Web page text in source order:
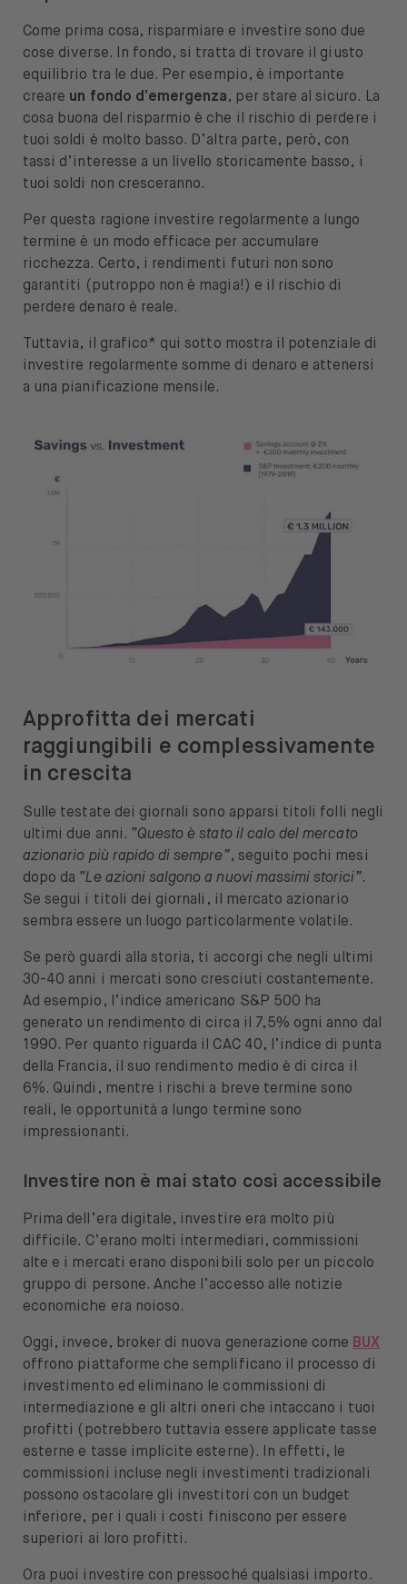
Come prima cosa, risparmiare e investire sono due
cose diverse. In fondo, si tratta di trovare il giusto
equilibrio tra le due. Per esempio, è importante
creare un fondo d’emergenza, per stare al sicuro. La
cosa buona del risparmio è che il rischio di perdere i
tuoi soldi è molto basso. D’altra parte, però, con
tassi d’interesse a un livello storicamente basso, i
tuoi soldi non cresceranno.
Per questa ragione investire regolarmente a lungo
termine è un modo efficace per accumulare
ricchezza. Certo, i rendimenti futuri non sono
garantiti (putroppo non è magia!) e il rischio di
perdere denaro è reale.
Tuttavia, il grafico* qui sotto mostra il potenziale di
investire regolarmente somme di denaro e attenersi
a una pianificazione mensile.
Approfitta dei mercati
raggiungibili e complessivamente
in crescita
Sulle testate dei giornali sono apparsi titoli folli negli
ultimi due anni. “Questo è stato il calo del mercato
azionario più rapido di sempre”, seguito pochi mesi
dopo da “Le azioni salgono a nuovi massimi storici”.
Se segui i titoli dei giornali, il mercato azionario
sembra essere un luogo particolarmente volatile.
Se però guardi alla storia, ti accorgi che negli ultimi
30-40 anni i mercati sono cresciuti costantemente.
Ad esempio, l’indice americano S&P 500 ha
generato un rendimento di circa il 7,5% ogni anno dal
1990. Per quanto riguarda il CAC 40, l’indice di punta
della Francia, il suo rendimento medio è di circa il
6%. Quindi, mentre i rischi a breve termine sono
reali, le opportunità a lungo termine sono
impressionanti.
Investire non è mai stato così accessibile
Prima dell’era digitale, investire era molto più
difficile. C’erano molti intermediari, commissioni
alte e i mercati erano disponibili solo per un piccolo
gruppo di persone. Anche l’accesso alle notizie
economiche era noioso.
Oggi, invece, broker di nuova generazione come BUX
offrono piattaforme che semplificano il processo di
investimento ed eliminano le commissioni di
intermediazione e gli altri oneri che intaccano i tuoi
profitti (potrebbero tuttavia essere applicate tasse
esterne e tasse implicite esterne). In effetti, le
commissioni incluse negli investimenti tradizionali
possono ostacolare gli investitori con un budget
inferiore, per i quali i costi finiscono per essere
superiori ai loro profitti.
Ora puoi investire con pressoché qualsiasi importo.